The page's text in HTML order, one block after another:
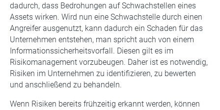
dadurch, dass Bedrohungen auf Schwachstellen eines
Assets wirken. Wird nun eine Schwachstelle durch einen
Angreifer ausgenutzt, kann dadurch ein Schaden für das
Unternehmen entstehen, man spricht auch von einem
Informationssicherheitsvorfall. Diesen gilt es im
Risikomanagement vorzubeugen. Daher ist es notwendig,
Risiken im Unternehmen zu identifizieren, zu bewerten
und anschließend zu behandeln.
Wenn Risiken bereits frühzeitig erkannt werden, können